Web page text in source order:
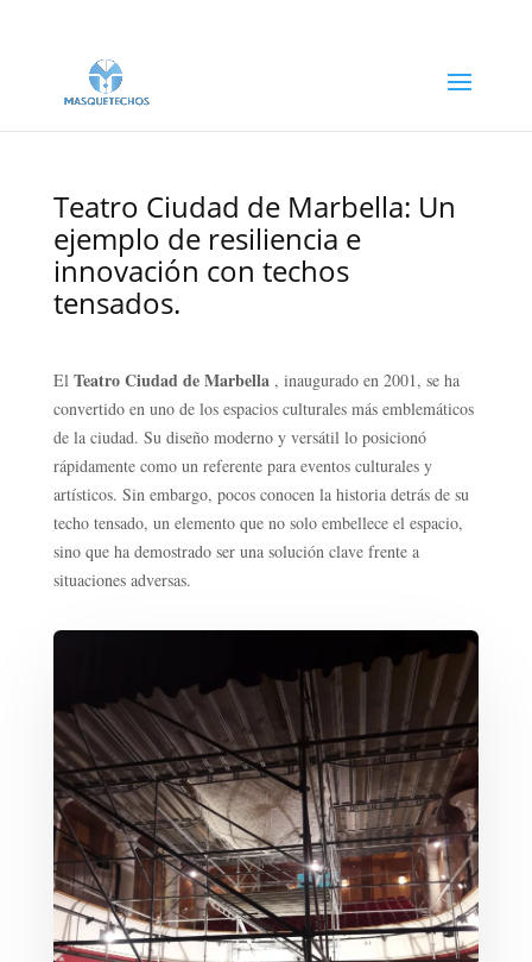
Teatro Ciudad de Marbella: Un
ejemplo de resiliencia e
innovación con techos
tensados.
El Teatro Ciudad de Marbella, inaugurado en 2001, se ha
convertido en uno de los espacios culturales más emblemáticos
de la ciudad. Su diseño moderno y versátil lo posicionó
rápidamente como un referente para eventos culturales y
artísticos. Sin embargo, pocos conocen la historia detrás de su
techo tensado, un elemento que no solo embellece el espacio,
sino que ha demostrado ser una solución clave frente a
situaciones adversas.